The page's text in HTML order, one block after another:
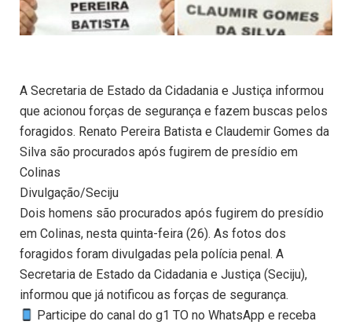
A Secretaria de Estado da Cidadania e Justiça informou
que acionou forças de segurança e fazem buscas pelos
foragidos. Renato Pereira Batista e Claudemir Gomes da
Silva são procurados após fugirem de presídio em
Colinas
Divulgação/Seciju
Dois homens são procurados após fugirem do presídio
em Colinas, nesta quinta-feira (26). As fotos dos
foragidos foram divulgadas pela polícia penal. A
Secretaria de Estado da Cidadania e Justiça (Seciju),
informou que já notificou as forças de segurança.
Participe do canal do g1 TO no WhatsApp e receba